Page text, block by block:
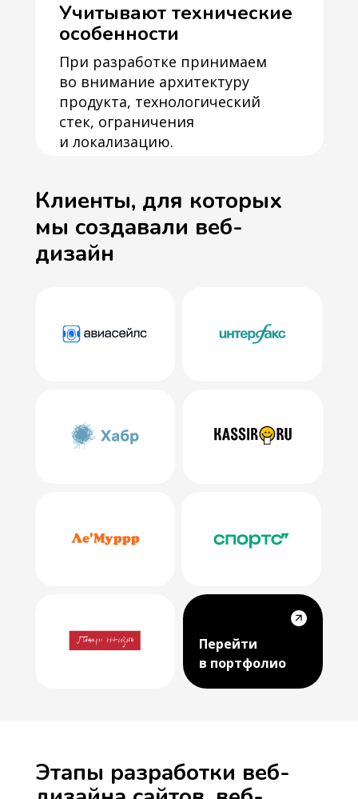
При разработке принимаем
во внимание архитектуру
продукта, технологический
стек, ограничения
и локализацию.
Учитывают технические
особенности
Клиенты, для которых
мы создавали веб-
дизайн
Перейти
в портфолио
Этапы разработки веб-